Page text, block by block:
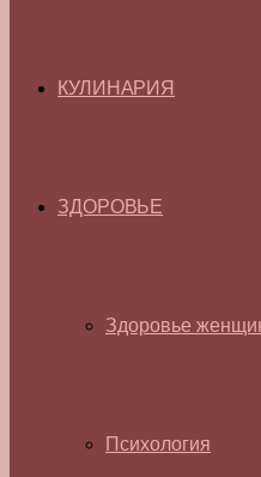
КУЛИНАРИЯ
ЗДОРОВЬЕ
Здоровье
Психология